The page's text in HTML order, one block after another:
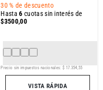
30 % de descuento
Hasta6 cuotas sin interés de
$3500,00
Precio sin impuestos nacionales: $ 17 354 55
VISTA RÁPIDA